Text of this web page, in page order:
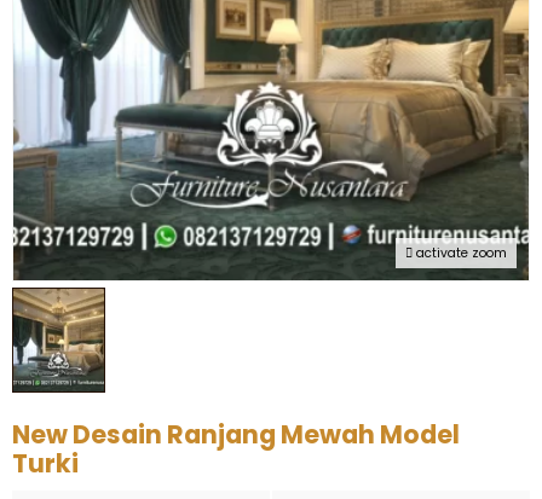
activate zoom
New Desain Ranjang Mewah Model
Turki